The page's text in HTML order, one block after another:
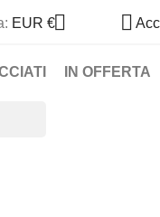
EUR € 
IN OFFERTA